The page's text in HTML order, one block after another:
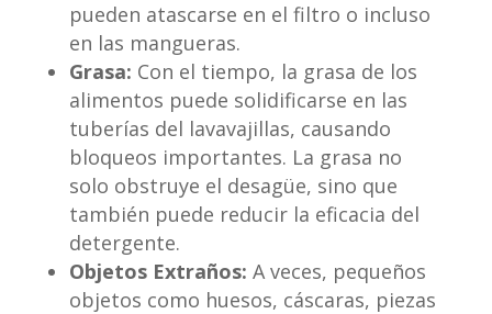
pueden atascarse en el filtro o incluso
en las mangueras.
Grasa: Con el tiempo, la grasa de los
alimentos puede solidificarse en las
tuberías del lavavajillas, causando
bloqueos importantes. La grasa no
solo obstruye el desagüe, sino que
también puede reducir la eficacia del
detergente.
Objetos Extraños: A veces, pequeños
objetos como huesos, cáscaras, piezas